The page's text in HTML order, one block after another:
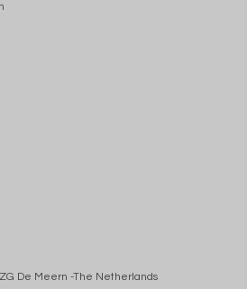
De Meern -The Netherlands